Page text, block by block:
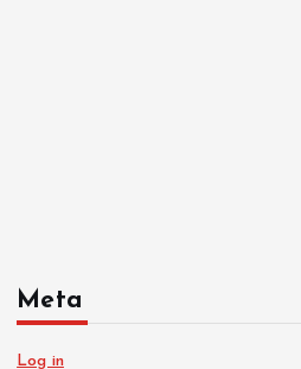
Meta
Log in